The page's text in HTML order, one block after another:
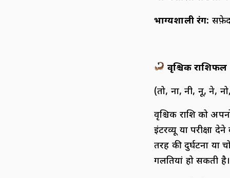
भाग्यशाली रंग:
वृश्चिक राशिफल
(तो, ना, नी, नू, ने,
वृश्चिक राशि को
इंटरव्यू या परीक्षा
तरह की दुर्घटना
गलतियां हो सकती